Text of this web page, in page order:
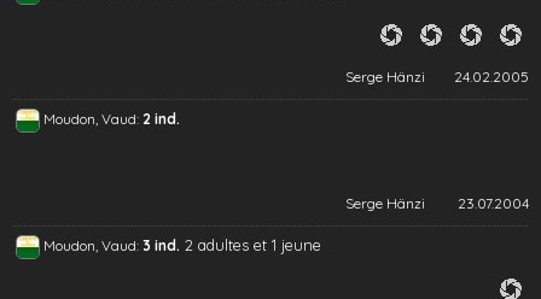
Serge Hänzi 24.02.2005
Moudon, Vaud: 2 ind.
Serge Hänzi 23.07.2004
Moudon, Vaud: 3 ind. 2 adultes et 1 jeune